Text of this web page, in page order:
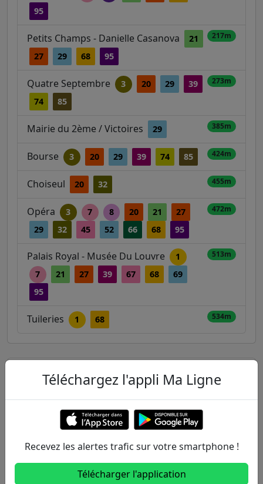
95
Petits Champs - Danielle Casanova
21
27
29 68 95
217m
Quatre Septembre 3 20 29
39
74
85
273m
Mairie du 2ème / Victoires 29 385m
Bourse 3 20 29 39 74 85 424m
Choiseul 20 32 455m
Opéra 3 7 8 20 21
27
29
32 45 52 66 68 95
472m
Palais Royal - Musée Du Louvre
1
7
21 27 39 67 68
69
95
513m
Tuileries 1 68 534m
Autres lignes
Metro
2 3 3B 4
5 6 7 7B 8
Téléchargez l'appli Ma Ligne
Recevez les alertes trafic sur votre smartphone !
Télécharger l'application